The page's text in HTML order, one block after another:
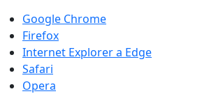
Google Chrome
Firefox
Internet Explorer a Edge
Safari
Opera